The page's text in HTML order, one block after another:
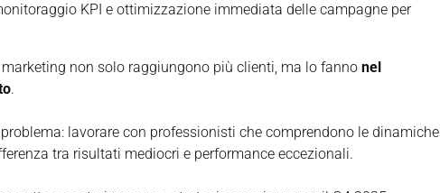
KPI e ottimizzazione immediata delle campagne per
non solo raggiungono più clienti, ma lo fanno nel
.
lavorare con professionisti che comprendono le dinamiche
tra risultati mediocri e performance eccezionali.